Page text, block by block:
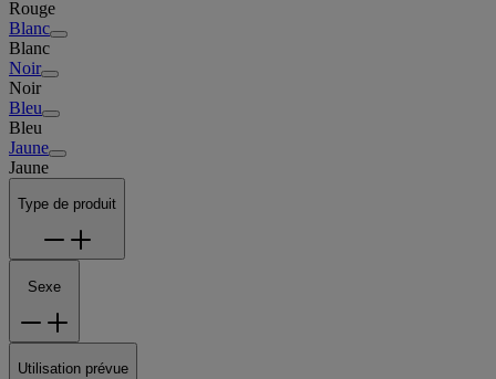
Rouge
Blanc
Blanc
Noir
Noir
Bleu
Bleu
Jaune
Jaune
Type de produit
Sexe
Utilisation prévue